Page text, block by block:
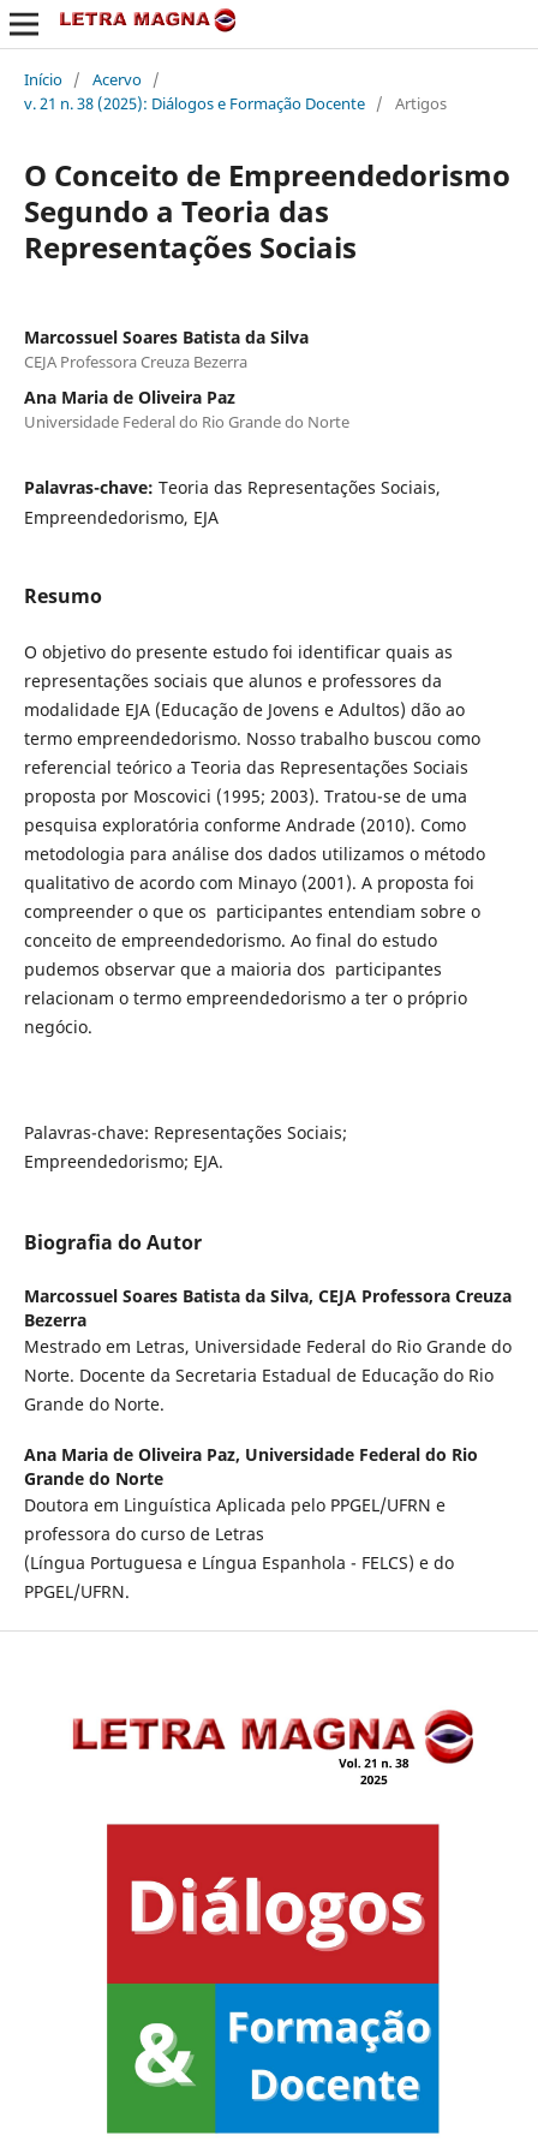
Início / Acervo /
v. 21 n. 38 (2025): Diálogos e Formação Docente / Artigos
O Conceito de Empreendedorismo
Segundo a Teoria das
Representações Sociais
Marcossuel Soares Batista da Silva
CEJA Professora Creuza Bezerra
Ana Maria de Oliveira Paz
Universidade Federal do Rio Grande do Norte
Palavras-chave: Teoria das Representações Sociais,
Empreendedorismo, EJA
Resumo
O objetivo do presente estudo foi identificar quais as
representações sociais que alunos e professores da
modalidade EJA (Educação de Jovens e Adultos) dão ao
termo empreendedorismo. Nosso trabalho buscou como
referencial teórico a Teoria das Representações Sociais
proposta por Moscovici (1995; 2003). Tratou-se de uma
pesquisa exploratória conforme Andrade (2010). Como
metodologia para análise dos dados utilizamos o método
qualitativo de acordo com Minayo (2001). A proposta foi
compreender o que os participantes entendiam sobre o
conceito de empreendedorismo. Ao final do estudo
pudemos observar que a maioria dos participantes
relacionam o termo empreendedorismo a ter o próprio
negócio.
Palavras-chave: Representações Sociais;
Empreendedorismo; EJA.
Biografia do Autor
Marcossuel Soares Batista da Silva, CEJA Professora Creuza
Bezerra
Mestrado em Letras, Universidade Federal do Rio Grande do
Norte. Docente da Secretaria Estadual de Educação do Rio
Grande do Norte.
Ana Maria de Oliveira Paz, Universidade Federal do Rio
Grande do Norte
Doutora em Linguística Aplicada pelo PPGEL/UFRN e
professora do curso de Letras
(Língua Portuguesa e Língua Espanhola - FELCS) e do
PPGEL/UFRN.